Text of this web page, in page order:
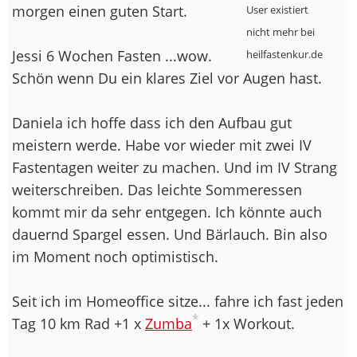
User existiert
nicht mehr bei
heilfastenkur.de
morgen einen guten Start.
Jessi 6 Wochen Fasten ...wow.
Schön wenn Du ein klares Ziel vor Augen hast.
Daniela ich hoffe dass ich den Aufbau gut
meistern werde. Habe vor wieder mit zwei IV
Fastentagen weiter zu machen. Und im IV Strang
weiterschreiben. Das leichte Sommeressen
kommt mir da sehr entgegen. Ich könnte auch
dauernd Spargel essen. Und Bärlauch. Bin also
im Moment noch optimistisch.
Seit ich im Homeoffice sitze... fahre ich fast jeden
Tag 10 km Rad +1 x Zumba* + 1x Workout.